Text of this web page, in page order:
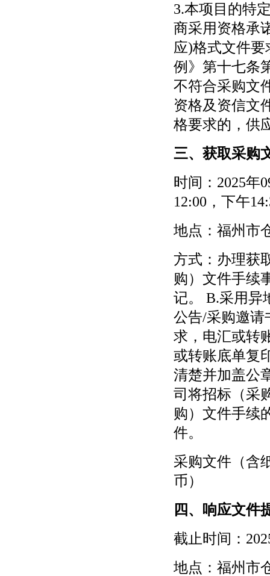
3.本项目的特
商采用资格承
应)格式文件
例》第十七条
不符合采购文
资格及资信文
格要求的，供
三、获取采购
时间： 2025年
12:00，下午
地点：福州市
方式：办理获
购）文件手续
记。 B.采用异
公告/采购邀请
求，电汇或转
或转账底单复
清楚并加盖公
司将招标（采
购）文件手续
件。
采购文件（含
币）
四、响应文件
截止时间：
地点：福州市